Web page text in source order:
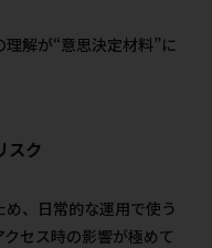
解が“意思決定材料”に
スク
、日常的な運用で使う
セス時の影響が極めて